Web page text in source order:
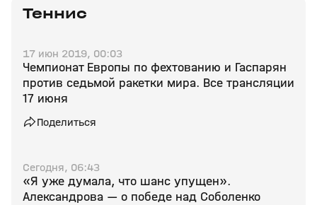
Теннис
17 июн 2019, 00:03
Чемпионат Европы по фехтованию и Гаспарян
против седьмой ракетки мира. Все трансляции
17 июня
Поделиться
Сегодня, 06:43
«Я уже думала, что шанс упущен».
Александрова — о победе над Соболенко